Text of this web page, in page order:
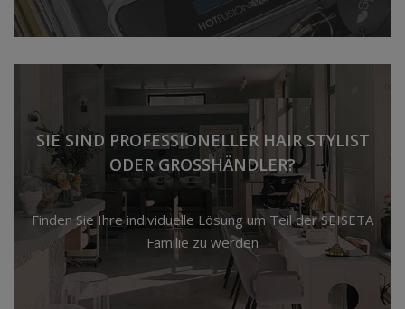
SIE SIND PROFESSIONELLER HAIR STYLIST
ODER GROSSHÄNDLER?
Finden Sie Ihre individuelle Lösung um Teil der SEISETA
Familie zu werden